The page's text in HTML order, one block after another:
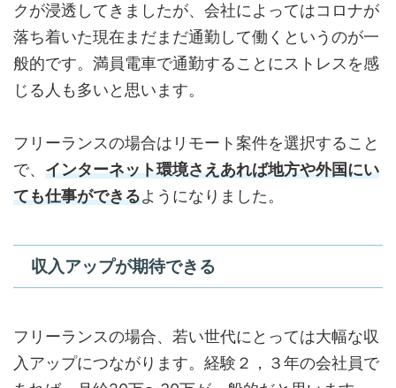
クが浸透してきましたが、会社によってはコロナが
落ち着いた現在まだまだ通勤して働くというのが一
般的です。満員電車で通勤することにストレスを感
じる人も多いと思います。
フリーランスの場合はリモート案件を選択すること
で、 インターネット環境さえあれば地方や外国にい
ても仕事ができるようになりました。
収入アップが期待できる
フリーランスの場合、若い世代にとっては大幅な収
入アップにつながります。経験２，３年の会社員で